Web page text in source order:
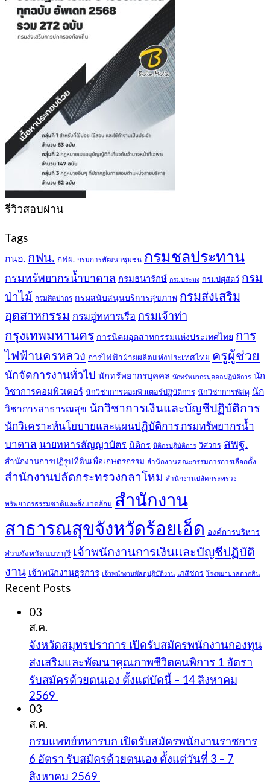
รีวิวสอบผ่าน
Tags
กนอ. กฟน. กฟผ. กรมการพัฒนาชุมชน กรมชลประทาน
กรมทรัพยากรน้ำบาดาล กรมธนารักษ์ กรมประมง กรมปศุสัตว์ กรม
ป่าไม้ กรมศิลปากร กรมสนับสนุนบริการสุขภาพ กรมส่งเสริม
อุตสาหกรรม กรมอู่ทหารเรือ กรมเจ้าท่า
กรุงเทพมหานคร การนิคมอุตสาหกรรมแห่งประเทศไทย การ
ไฟฟ้านครหลวง การไฟฟ้าฝ่ายผลิตแห่งประเทศไทย ครูผู้ช่วย
นักจัดการงานทั่วไป นักทรัพยากรบุคคล นักทรัพยากรบุคคลปฏิบัติการ นัก
วิชาการคอมพิวเตอร์ นักวิชาการคอมพิวเตอร์ปฏิบัติการ นักวิชาการพัสดุ นัก
วิชาการสาธารณสุข นักวิชาการเงินและบัญชีปฏิบัติการ
นักวิเคราะห์นโยบายและแผนปฏิบัติการ กรมทรัพยากรน้ำ
บาดาล นายทหารสัญญาบัตร นิติกร นิติกรปฏิบัติการ วิศวกร สพฐ.
สำนักงานการปฏิรูปที่ดินเพื่อเกษตรกรรม สำนักงานคณะกรรมการการเลือกตั้ง
สำนักงานปลัดกระทรวงกลาโหม สำนักงานปลัดกระทรวง
ทรัพยากรธรรมชาติและสิ่งแวดล้อม สำนักงาน
สาธารณสุขจังหวัดร้อยเอ็ด องค์การบริหาร
ส่วนจังหวัดนนทบุรี เจ้าพนักงานการเงินและบัญชีปฏิบัติ
งาน เจ้าพนักงานธุรการ เจ้าพนักงานพัสดุปฏิบัติงาน เภสัชกร โรงพยาบาลตากสิน
Recent Posts
03
ส.ค.
จังหวัดสมุทรปราการ เปิดรับสมัครพนักงานกองทุน
ส่งเสริมและพัฒนาคุณภาพชีวิตคนพิการ 1 อัตรา
รับสมัครด้วยตนเอง ตั้งแต่บัดนี้ – 14 สิงหาคม
2569
03
ส.ค.
กรมแพทย์ทหารบก เปิดรับสมัครพนักงานราชการ
6 อัตรา รับสมัครด้วยตนเอง ตั้งแต่วันที่ 3 – 7
สิงหาคม 2569